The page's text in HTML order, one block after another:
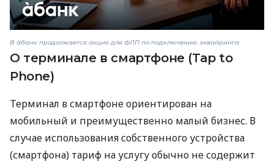
В àбанк продолжается акция для ФЛП по подключению эквайринга
О терминале в смартфоне (Tap to
Phone)
Терминал в смартфоне ориентирован на
мобильный и преимущественно малый бизнес. В
случае использования собственного устройства
(смартфона) тариф на услугу обычно не содержит